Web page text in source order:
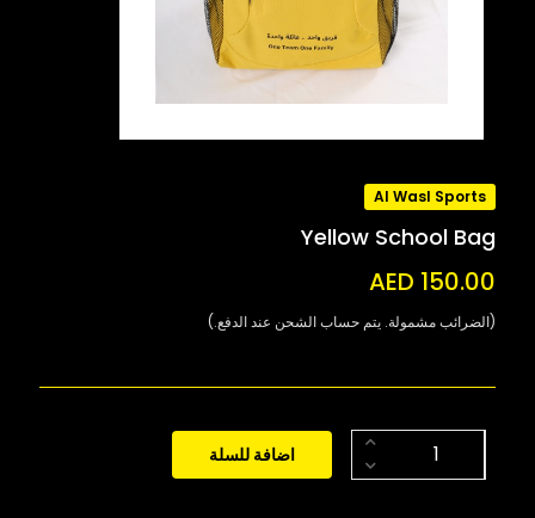
Al Wasl Sports
Yellow School Bag
AED 150.00
(الضرائب مشمولة. يتم حساب الشحن عند الدفع.)
اضافة للسلة